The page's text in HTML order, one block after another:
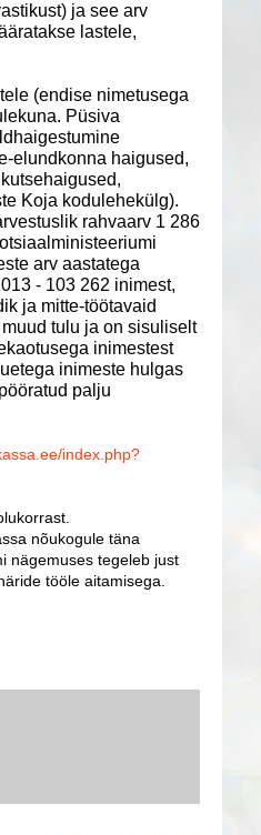
ja see arv
lastele,
(endise nimetusega
Püsiva
elundkonna haigused,
Koja kodulehekülg).
rahvaarv 1 286
otsiaalministeeriumi
arv aastatega
- 103 262 inimest,
ja mitte-töötavaid
tulu ja on sisuliselt
inimestest
inimeste hulgas
palju
index.php?
nõukogule täna
nägemuses tegeleb just
tööle aitamisega.